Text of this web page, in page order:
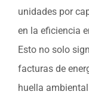
unidades por
en la eficiencia
Esto no solo
facturas de
huella